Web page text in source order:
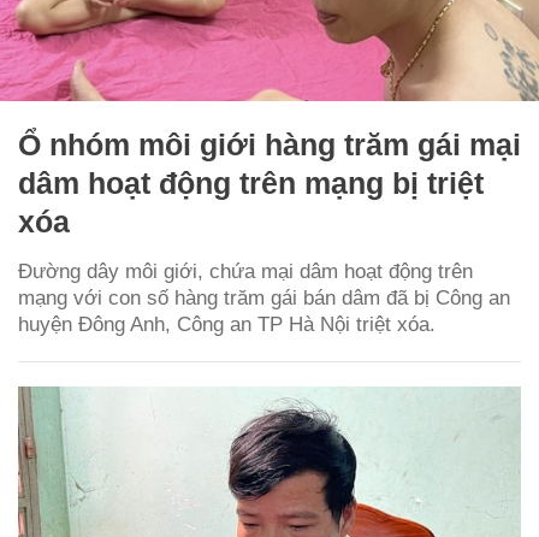
Ổ nhóm môi giới hàng trăm gái mại
dâm hoạt động trên mạng bị triệt
xóa
Đường dây môi giới, chứa mại dâm hoạt động trên
mạng với con số hàng trăm gái bán dâm đã bị Công an
huyện Đông Anh, Công an TP Hà Nội triệt xóa.